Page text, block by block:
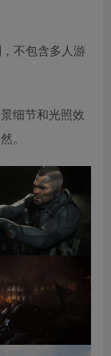
不包含多人游
细节和光照效
。